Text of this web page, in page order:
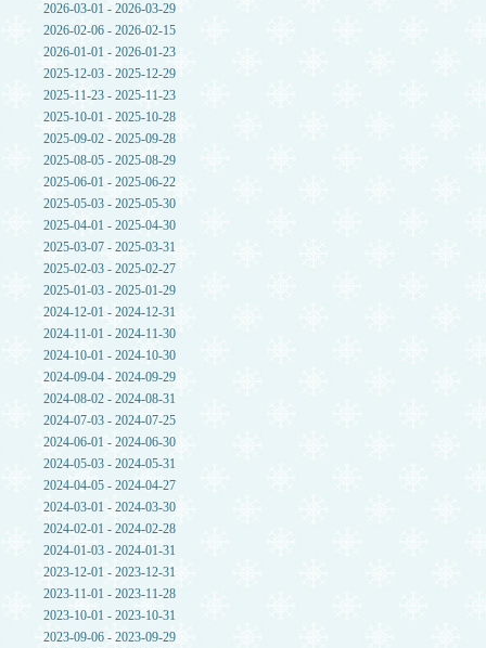
2026-03-01 - 2026-03-29
2026-02-06 - 2026-02-15
2026-01-01 - 2026-01-23
2025-12-03 - 2025-12-29
2025-11-23 - 2025-11-23
2025-10-01 - 2025-10-28
2025-09-02 - 2025-09-28
2025-08-05 - 2025-08-29
2025-06-01 - 2025-06-22
2025-05-03 - 2025-05-30
2025-04-01 - 2025-04-30
2025-03-07 - 2025-03-31
2025-02-03 - 2025-02-27
2025-01-03 - 2025-01-29
2024-12-01 - 2024-12-31
2024-11-01 - 2024-11-30
2024-10-01 - 2024-10-30
2024-09-04 - 2024-09-29
2024-08-02 - 2024-08-31
2024-07-03 - 2024-07-25
2024-06-01 - 2024-06-30
2024-05-03 - 2024-05-31
2024-04-05 - 2024-04-27
2024-03-01 - 2024-03-30
2024-02-01 - 2024-02-28
2024-01-03 - 2024-01-31
2023-12-01 - 2023-12-31
2023-11-01 - 2023-11-28
2023-10-01 - 2023-10-31
2023-09-06 - 2023-09-29